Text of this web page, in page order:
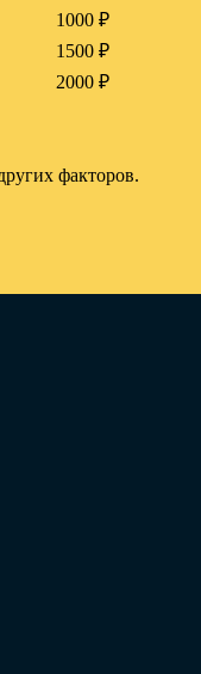
1000 ₽
1500 ₽
2000 ₽
факторов.